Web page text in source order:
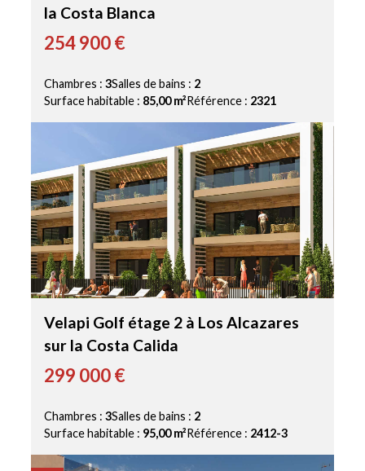
la Costa Blanca
254 900 €
Chambres :3Salles de bains : 2
Surface habitable : 85,00 m²Référence : 2321
Velapi Golf étage 2 à Los Alcazares
sur la Costa Calida
299 000 €
Chambres :3Salles de bains : 2
Surface habitable : 95,00 m²Référence : 2412-3